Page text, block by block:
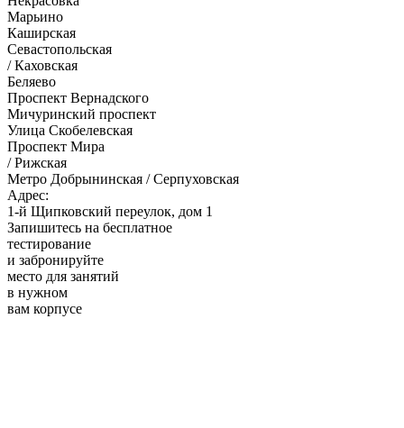
Марьино
Каширская
Севастопольская
/ Каховская
Беляево
Проспект Вернадского
Мичуринский проспект
Улица Скобелевская
Проспект Мира
/ Рижская
Метро Добрынинская / Серпуховская
Адрес:
1-й Щипковский переулок, дом 1
Запишитесь на бесплатное
тестирование
и забронируйте
место для занятий
в нужном
вам корпусе